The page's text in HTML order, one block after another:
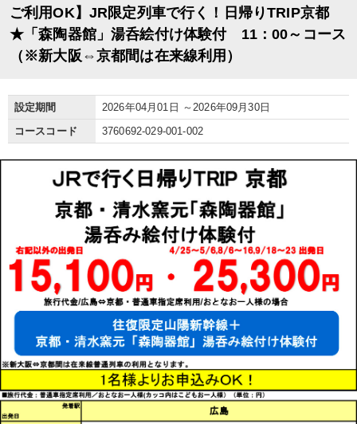
ご利用OK】JR限定列車で行く！日帰りTRIP京都
★「森陶器館」湯呑絵付け体験付 11：00～コース
（※新大阪⇔京都間は在来線利用）
設定期間
2026年04月01日 ～2026年09月30日
コースコード
3760692-029-001-002